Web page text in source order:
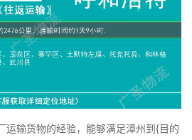
输货物的经验，能够满足漳州到{目的